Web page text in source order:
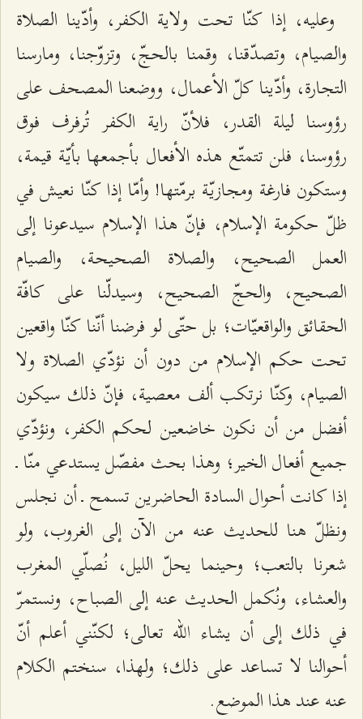
وعليه، إذا كنّا تحت ولاية الكفر، وأدّينا الصلاة
والصيام، وتصدّقنا، وقمنا بالحجّ، وتزوّجنا، ومارسنا
التجارة، وأدّينا كلّ الأعمال، ووضعنا المصحف على
رؤوسنا ليلة القدر، فلأنّ راية الكفر تُرفرف فوق
رؤوسنا، فلن تتمتّع هذه الأفعال بأجمعها بأيّة قيمة،
وستكون فارغة ومجازيّة برمّتها! وأمّا إذا كنّا نعيش في
ظلّ حكومة الإسلام، فإنّ هذا الإسلام سيدعونا إلى
العمل الصحيح، والصلاة الصحيحة، والصيام
الصحيح، والحجّ الصحيح، وسيدلّنا على كافّة
الحقائق والواقعيّات؛ بل حتّى لو فرضنا أنّنا كنّا واقعين
تحت حكم الإسلام من دون أن نؤدّي الصلاة ولا
الصيام، وكنّا نرتكب ألف معصية، فإنّ ذلك سيكون
أفضل من أن نكون خاضعين لحكم الكفر، ونؤدّي
جميع أفعال الخير؛ وهذا بحث مفصّل يستدعي منّا ـ
إذا كانت أحوال السادة الحاضرين تسمح ـ أن نجلس
ونظلّ هنا للحديث عنه من الآن إلى الغروب، ولو
شعرنا بالتعب؛ وحينما يحلّ الليل، نُصلّي المغرب
والعشاء، ونُكمل الحديث عنه إلى الصباح، ونستمرّ
في ذلك إلى أن يشاء الله تعالى؛ لكنّني أعلم أنّ
أحوالنا لا تساعد على ذلك؛ ولهذا، سنختم الكلام
عنه عند هذا الموضع.